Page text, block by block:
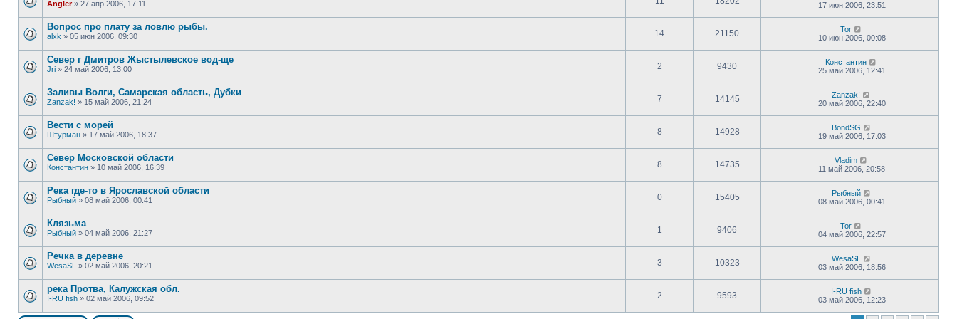
Angler» 27 апр 2006, 17:11
17 июн 2006, 23:51
Вопрос про плату за ловлю рыбы.
alxk » 05 июн 2006, 09:30 14 21150
Tor
10 июн 2006, 00:08
Север г Дмитров Жыстылевское вод-ще
Jri » 24 май 2006, 13:00 2 9430
Константин
25 май 2006, 12:41
Заливы Волги, Самарская область, Дубки
Zanzak! » 15 май 2006, 21:24 7 14145
Zanzak!
20 май 2006, 22:40
Вести с морей
Штурман » 17 май 2006, 18:37 8 14928
BondSG
19 май 2006, 17:03
Cевер Московской области
Константин » 10 май 2006, 16:39 8 14735
Vladim
11 май 2006, 20:58
Река где-то в Ярославской области
Рыбный » 08 май 2006, 00:41 0 15405
Рыбный
08 май 2006, 00:41
Клязьма
Рыбный » 04 май 2006, 21:27 1 9406
Tor
04 май 2006, 22:57
Речка в деревне
WesaSL » 02 май 2006, 20:21 3 10323
WesaSL
03 май 2006, 18:56
река Протва, Калужская обл.
I-RU fish » 02 май 2006, 09:52 2 9593
I-RU fish
03 май 2006, 12:23